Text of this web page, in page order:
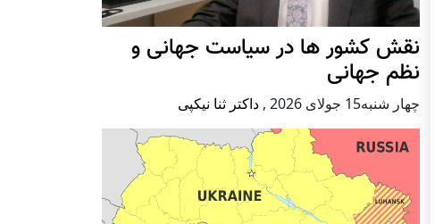
نقش کشور ها در سیاست جهانی و
نظم جهانی
چهار شنبه15 جولای 2026 , داکتر ثنا نیکپی